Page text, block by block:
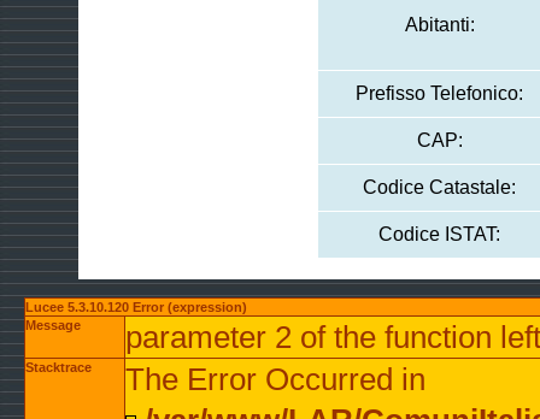
Abitanti:
Prefisso Telefonico:
CAP:
Codice Catastale:
Codice ISTAT:
Lucee 5.3.10.120 Error (expression)
Message
parameter 2 of the function
Stacktrace
The Error Occurred in